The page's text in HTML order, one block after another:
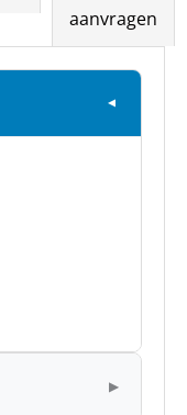
aanvragen
▼
▶